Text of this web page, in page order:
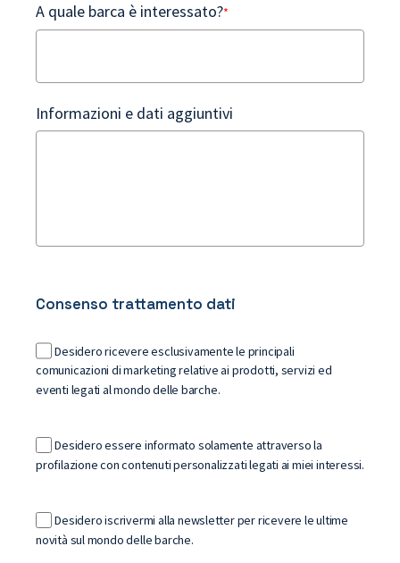
A quale barca è interessato?*
Informazioni e dati aggiuntivi
Consenso trattamento dati
Desidero ricevere esclusivamente le principali
comunicazioni di marketing relative ai prodotti, servizi ed
eventi legati al mondo delle barche.
Desidero essere informato solamente attraverso la
profilazione con contenuti personalizzati legati ai miei interessi.
Desidero iscrivermi alla newsletter per ricevere le ultime
novità sul mondo delle barche.